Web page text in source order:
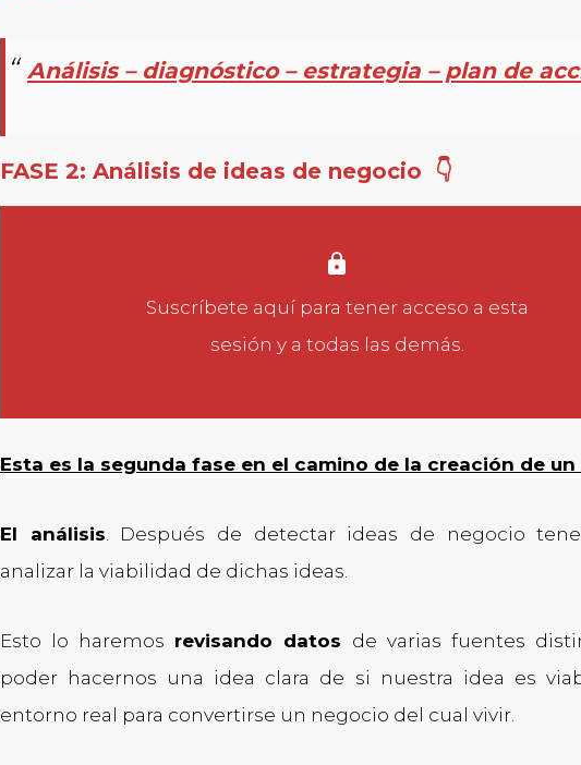
Análisis – diagnóstico – estrategia – plan de
FASE 2: Análisis de ideas de negocio 👇
Suscríbete aquípara tener acceso a esta
sesión y a todas las demás.
Esta es la segunda fase en el camino de la creación de
El análisis. Después de detectar ideas de negocio
analizar la viabilidad de dichas ideas.
Esto lo haremos revisando datos de varias fuentes
poder hacernos una idea clara de si nuestra idea es
entorno real para convertirse un negocio del cual vivir.